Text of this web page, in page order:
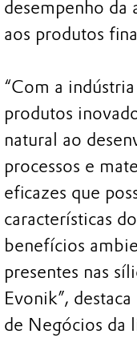
desempenho da
aos produtos
“Com a
produtos
natural ao
processos e
eficazes que
características
benefícios
presentes nas
Evonik”,
de Negócios da